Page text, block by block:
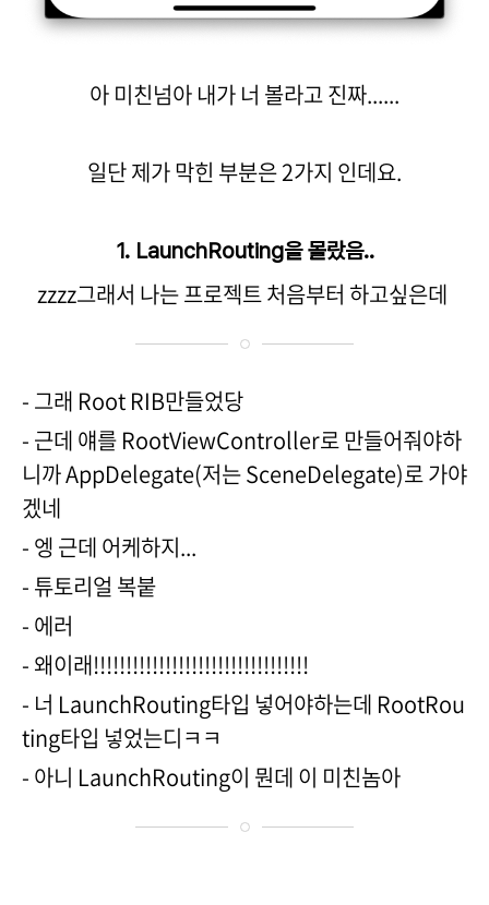
아 미친넘아 내가 너 볼라고 진짜......
일단 제가 막힌 부분은 2가지 인데요.
1. LaunchRouting을 몰랐음..
zzzz그래서 나는 프로젝트 처음부터 하고싶은데
- 그래 Root RIB만들었당
- 근데 얘를 RootViewController로 만들어줘야하
니까 AppDelegate(저는 SceneDelegate)로 가야
겠네
- 엥 근데 어케하지...
- 튜토리얼 복붙
- 에러
- 왜이래!!!!!!!!!!!!!!!!!!!!!!!!!!!!!!!!!
- 너 LaunchRouting타입 넣어야하는데 RootRou
ting타입 넣었는디ㅋㅋ
- 아니 LaunchRouting이 뭔데 이 미친놈아